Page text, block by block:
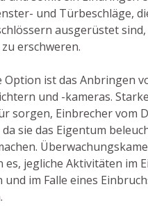
und Türbeschläge,
ausgerüstet
erschweren.
Option ist das Anbringen
und -kameras.
sorgen, Einbrecher vom
sie das Eigentum
es, jegliche Aktivitäten im
und im Falle eines